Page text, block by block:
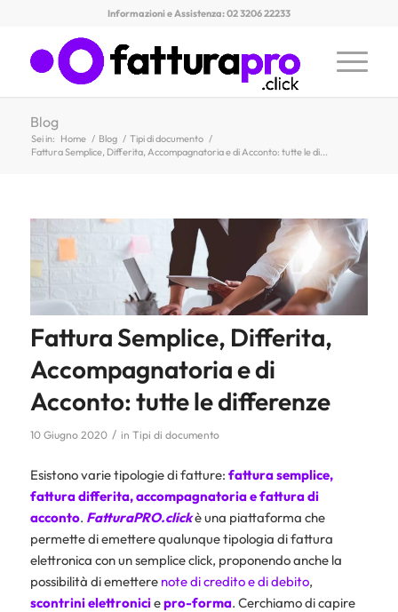
Informazioni e Assistenza: 02 3206 22233
Blog
Sei in: Home / Blog / Tipi di documento /
Fattura Semplice, Differita, Accompagnatoria e di Acconto: tutte le di...
Fattura Semplice, Differita,
Accompagnatoria e di
Acconto: tutte le differenze
10 Giugno 2020 / in Tipi di documento
Esistono varie tipologie di fatture: fattura semplice,
fattura differita,accompagnatoriaefattura di
acconto. FatturaPRO.clickè una piattaforma che
permette di emettere qualunque tipologia di fattura
elettronica con un semplice click, proponendo anche la
possibilità di emettere note di credito e di debito,
scontrini elettroniciepro-forma. Cerchiamo di capire